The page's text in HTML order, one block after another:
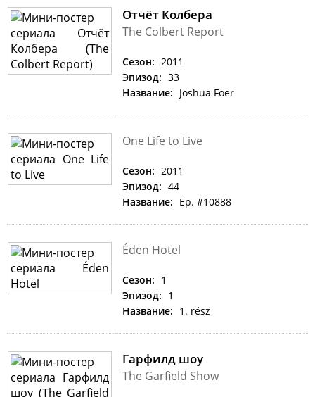
Отчёт Колбера
The Colbert Report
Сезон: 2011
Эпизод: 33
Название: Joshua Foer
One Life to Live
Сезон: 2011
Эпизод: 44
Название: Ep. #10888
Éden Hotel
Сезон: 1
Эпизод: 1
Название: 1. rész
Гарфилд шоу
The Garfield Show